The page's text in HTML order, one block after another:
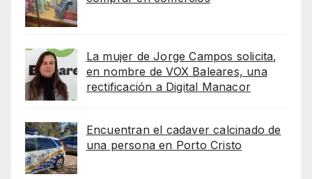
La mujer de Jorge Campos solicita,
en nombre de VOX Baleares, una
rectificación a Digital Manacor
Encuentran el cadaver calcinado de
una persona en Porto Cristo